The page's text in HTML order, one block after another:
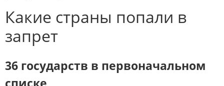
Какие страны попали в
запрет
36 государств в первоначальном